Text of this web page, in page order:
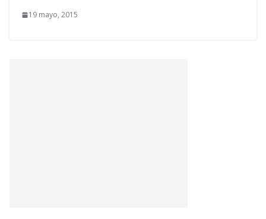
19 mayo, 2015